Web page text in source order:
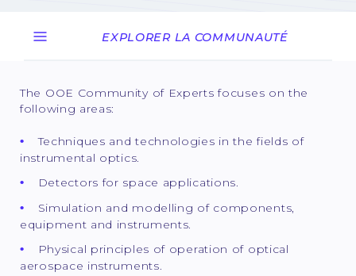
EXPLORER LA COMMUNAUTÉ
The OOE Community of Experts focuses on the
following areas:
Techniques and technologies in the fields of
instrumental optics.
Detectors for space applications.
Simulation and modelling of components,
equipment and instruments.
Physical principles of operation of optical
aerospace instruments.